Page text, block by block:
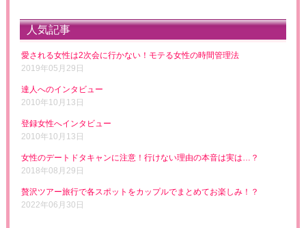
人気記事
愛される女性は2次会に行かない！モテる女性の時間管理法
2019年05月29日
達人へのインタビュー
2010年10月13日
登録女性へインタビュー
2010年10月13日
女性のデートドタキャンに注意！行けない理由の本音は実は…？
2018年08月29日
贅沢ツアー旅行で各スポットをカップルでまとめてお楽しみ！？
2022年06月30日